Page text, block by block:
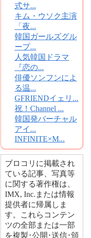
式サ...
キム・ウソク主演
「夜...
韓国ガールズグル
ープ...
人気韓国ドラマ
『恋の...
俳優ソンフンによ
る温...
GFRIENDイェリ...
祝！Channel ...
韓国発バーチャル
アイ...
INFINITE×M...
ブロコリに掲載され
ている記事、写真等
に関する著作権は、
IMX, Inc.または情報
提供者に帰属しま
す。これらコンテン
ツの全部または一部
を複製･公開･送信･頒